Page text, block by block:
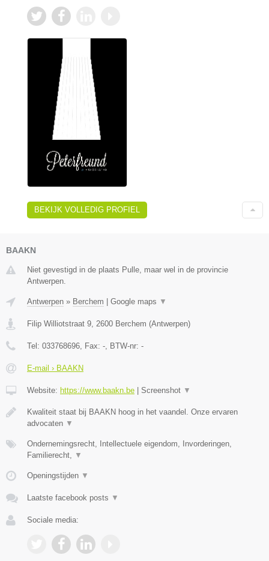
BEKIJK VOLLEDIG PROFIEL
BAAKN
Niet gevestigd in de plaats Pulle, maar wel in de provincie
Antwerpen.
Antwerpen » Berchem Google maps ▼
Filip Williotstraat 9, 2600 Berchem (Antwerpen)
Tel: 033768696, Fax: -, BTW-nr: -
E-mail › BAAKN
Website: https://www.baakn.be Screenshot ▼
Kwaliteit staat bij BAAKN hoog in het vaandel. Onze ervaren
advocaten ▼
Ondernemingsrecht, Intellectuele eigendom, Invorderingen,
Familierecht, ▼
Openingstijden ▼
Laatste facebook posts ▼
Sociale media: